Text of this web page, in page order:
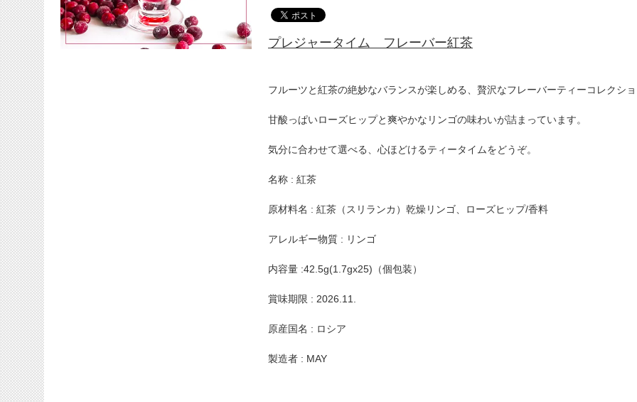
プレジャータイム フレーバー紅茶
フルーツと紅茶の絶妙なバランスが楽しめる、贅沢なフレーバーティーコレクシ
甘酸っぱいローズヒップと爽やかなリンゴの味わいが詰まっています。
気分に合わせて選べる、心ほどけるティータイムをどうぞ。
名称 : 紅茶
原材料名 : 紅茶（スリランカ）乾燥リンゴ、ローズヒップ/香料
アレルギー物質 : リンゴ
内容量 :42.5g(1.7gx25)（個包装）
賞味期限 : 2026.11.
原産国名 : ロシア
製造者 : MAY